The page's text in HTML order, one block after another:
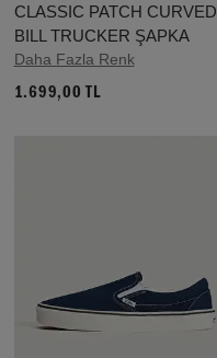
CLASSIC PATCH CURVED
BILL TRUCKER ŞAPKA
Daha Fazla Renk
1.699,00 TL